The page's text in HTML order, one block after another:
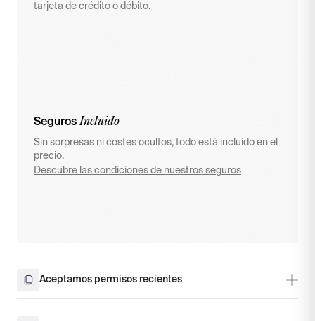
tarjeta de crédito o débito.
SegurosIncluido
Sin sorpresas ni costes ocultos, todo está incluido en el
precio.
Descubre las condiciones de nuestros seguros
Aceptamos permisos recientes